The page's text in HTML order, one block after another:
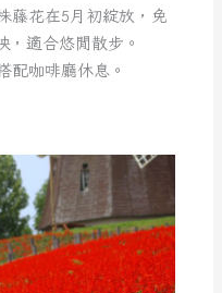
藤花在5月初綻放，免
，適合悠閒散步。
配咖啡廳休息。